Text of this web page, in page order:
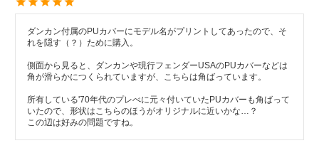
ダンカン付属のPUカバーにモデル名がプリントしてあったので、そ
れを隠す（？）ために購入。
側面から見ると、ダンカンや現行フェンダーUSAのPUカバーなどは
角が滑らかにつくられていますが、こちらは角ばっています。
所有している'70年代のプレべに元々付いていたPUカバーも角ばって
いたので、形状はこちらのほうがオリジナルに近いかな…？
この辺は好みの問題ですね。